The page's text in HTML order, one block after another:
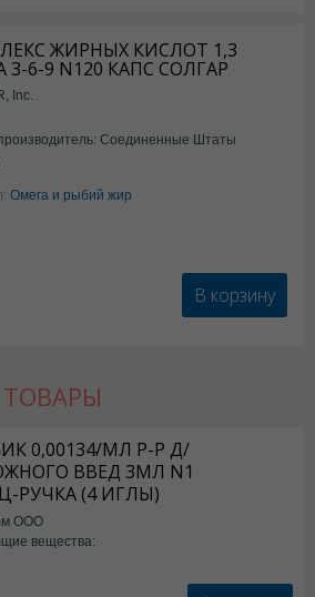
ЖИРНЫХ КИСЛОТ 1,3
3-6-9 N120 КАПС СОЛГАР
Inc.
Соединенные Штаты
Омега и рыбий жир
В корзину
0,00134/МЛ Р-Р Д/
ВВЕД 3МЛ N1
РУЧКА (4 ИГЛЫ)
ООО
вещества: